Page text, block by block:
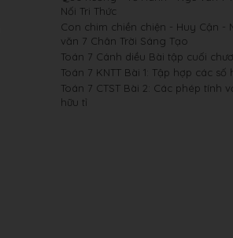
Nối Tri Thức
Con chim chiền chiện - Huy Cận -
văn 7 Chân Trời Sáng Tạo
Toán 7 Cánh diều Bài tập cuối
Toán 7 KNTT Bài 1: Tập hợp các số
Toán 7 CTST Bài 2: Các phép tính
hữu tỉ